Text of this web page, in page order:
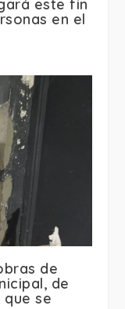
este fin
en el
de
de
se